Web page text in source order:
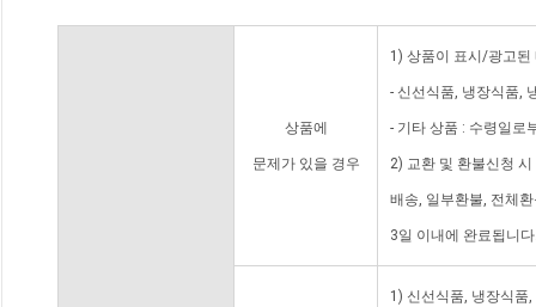
상품에
문제가 있을 경우
1) 상품이 표시/광고된
- 신선식품, 냉장식품,
- 기타 상품 : 수령일로
2) 교환 및 환불신청
배송, 일부환불, 전체
3일 이내에 완료됩니
1) 신선식품, 냉장식품